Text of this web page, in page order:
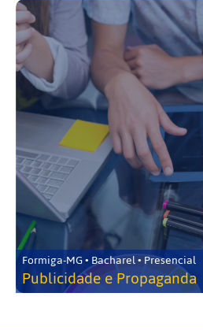
Formiga-MG • Bacharel • Presencial
Publicidade e Propaganda